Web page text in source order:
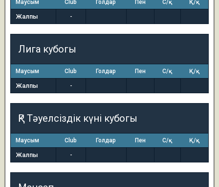
Маусым Club Голдар Пен С/қ Қ/қ
Жалпы -
Лига кубогы
Маусым Club Голдар Пен С/қ Қ/қ
Жалпы -
ҚР Тәуелсіздік күні кубогы
Маусым Club Голдар Пен С/қ Қ/қ
Жалпы -